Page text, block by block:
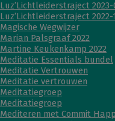
Luz’Lichtleiderstraject 2023-
Luz’Lichtleiderstraject 2022-
Magische Wegwijzer
Marian Palsgraaf 2022
Martine Keukenkamp 2022
Meditatie Essentials bundel
Meditatie Vertrouwen
Meditatie vertrouwen
Meditatiegroep
Meditatiegroep
Mediteren met Commit